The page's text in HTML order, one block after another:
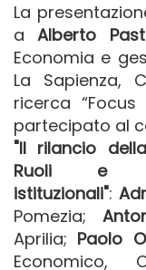
La
aAlberto
Economia e
La Sapienza,
ricerca
partecipato al
"Il rilancio
Ruoli e
istituzionali":
Pomezia;
Aprilia; Paolo
Economico,